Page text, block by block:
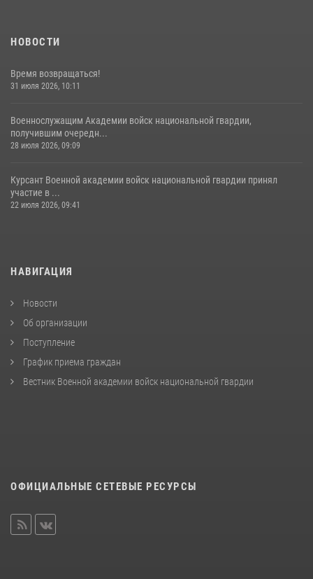
НОВОСТИ
Время возвращаться!
31 июля 2026, 10:11
Военнослужащим Академии войск национальной гвардии,
получившим очередн...
28 июля 2026, 09:09
Курсант Военной академии войск национальной гвардии принял
участие в ...
22 июля 2026, 09:41
НАВИГАЦИЯ
Новости
Об организации
Поступление
График приема граждан
Вестник Военной академии войск национальной гвардии
ОФИЦИАЛЬНЫЕ СЕТЕВЫЕ РЕСУРСЫ